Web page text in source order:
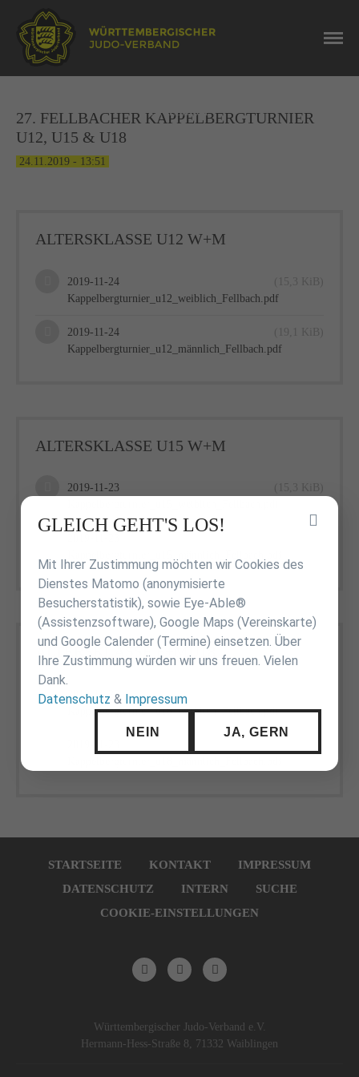
ERGEBNISSE
27. FELLBACHER KAPPELBERGTURNIER
U12, U15 & U18
24.11.2019 - 13:51
ALTERSKLASSE U12 W+M
2019-11-24
Kappelbergturnier_u12_weiblich_Fellbach.pdf
(15,3 KiB)
2019-11-24
Kappelbergturnier_u12_männlich_Fellbach.pdf
(19,1 KiB)
ALTERSKLASSE U15 W+M
2019-11-23
(15,3 KiB)
ALTERSKLASSE F+MU18
2019-11-23
Kappelbergturnier_u18_weiblich_Fellbach.pdf
überspringenSTARTSEITE KONTAKT
IMPRESSUM
DATENSCHUTZ
INTERN
SUCHE
COOKIE-EINSTELLUNGEN
Württembergischer Judo-Verband e.V.
Hermann-Hess-Straße 8, 71332 Waiblingen
Inhalt
GLEICH GEHT'S LOS!
Mit Ihrer Zustimmung möchten wir Cookies des
Dienstes Matomo (anonymisierte
Besucherstatistik), sowie Eye-Able®
(Assistenzsoftware), Google Maps (Vereinskarte)
und Google Calender (Termine) einsetzen. Über
Ihre Zustimmung würden wir uns freuen. Vielen
Dank.
Datenschutz & Impressum
NEIN JA, GERN